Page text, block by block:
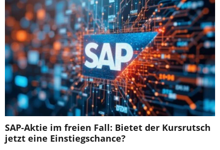
SAP-Aktie im freien Fall: Bietet der Kursrutsch
jetzt eine Einstiegschance?